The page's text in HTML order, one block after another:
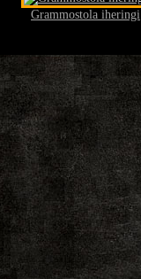
Grammostola iheringi